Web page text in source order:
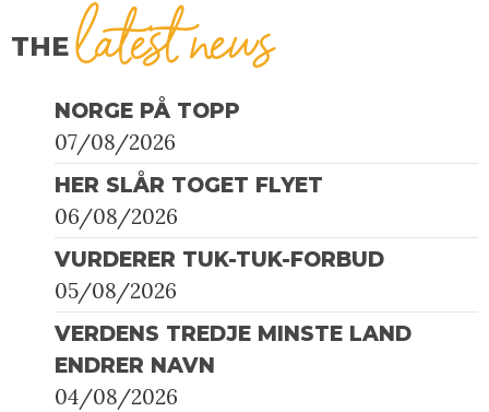
THElatest news
NORGE PÅ TOPP
07/08/2026
HER SLÅR TOGET FLYET
06/08/2026
VURDERER TUK-TUK-FORBUD
05/08/2026
VERDENS TREDJE MINSTE LAND
ENDRER NAVN
04/08/2026